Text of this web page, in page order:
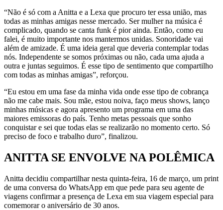
“Não é só com a Anitta e a Lexa que procuro ter essa união, mas
todas as minhas amigas nesse mercado. Ser mulher na música é
complicado, quando se canta funk é pior ainda. Então, como eu
falei, é muito importante nos mantermos unidas. Sonoridade vai
além de amizade. É uma ideia geral que deveria contemplar todas
nós. Independente se somos próximas ou não, cada uma ajuda a
outra e juntas seguimos. É esse tipo de sentimento que compartilho
com todas as minhas amigas”, reforçou.
“Eu estou em uma fase da minha vida onde esse tipo de cobrança
não me cabe mais. Sou mãe, estou noiva, faço meus shows, lanço
minhas músicas e agora apresento um programa em uma das
maiores emissoras do país. Tenho metas pessoais que sonho
conquistar e sei que todas elas se realizarão no momento certo. Só
preciso de foco e trabalho duro”, finalizou.
ANITTA SE ENVOLVE NA POLÊMICA
Anitta decidiu compartilhar nesta quinta-feira, 16 de março, um print
de uma conversa do WhatsApp em que pede para seu agente de
viagens confirmar a presença de Lexa em sua viagem especial para
comemorar o aniversário de 30 anos.